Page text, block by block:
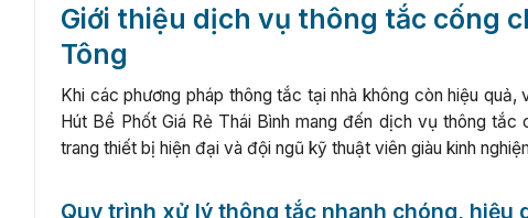
Giới thiệu dịch vụ thông tắc cống
Tông
Khi các phương pháp thông tắc tại nhà không còn hiệu
Hút Bể Phốt Giá Rẻ Thái Bình mang đến dịch vụ thông
trang thiết bị hiện đại và đội ngũ kỹ thuật viên giàu kinh
Quy trình xử lý thông tắc nhanh chóng, hiệu